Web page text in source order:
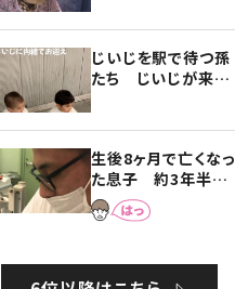
じいじを駅で待つ孫
たち じいじが来た
まらない」「幸せにな
れる」
生後8ヶ月で亡くなっ
た息子 約3年半
後、当時の妻の日記
に書いてあった本音